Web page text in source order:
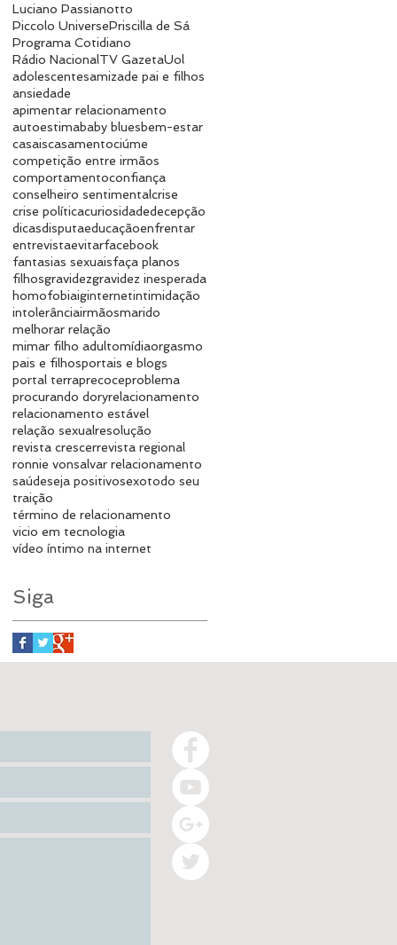
Luciano Passianotto
Piccolo UniversePriscilla de Sá
Programa Cotidiano
Rádio NacionalTV GazetaUol
adolescentesamizade pai e filhos
ansiedade
apimentar relacionamento
autoestimababy bluesbem-estar
casaiscasamentociúme
competição entre irmãos
comportamentoconfiança
conselheiro sentimentalcrise
crise políticacuriosidadedecepção
dicasdisputaeducaçãoenfrentar
entrevistaevitarfacebook
fantasias sexuaisfaça planos
filhosgravidezgravidez inesperada
homofobiaiginternetintimidação
intolerânciairmãosmarido
melhorar relação
mimar filho adultomídiaorgasmo
pais e filhosportais e blogs
portal terraprecoceproblema
procurando doryrelacionamento
relacionamento estável
relação sexualresolução
revista crescerrevista regional
ronnie vonsalvar relacionamento
saúdeseja positivosexotodo seu
traição
término de relacionamento
vicio em tecnologia
vídeo íntimo na internet
Siga